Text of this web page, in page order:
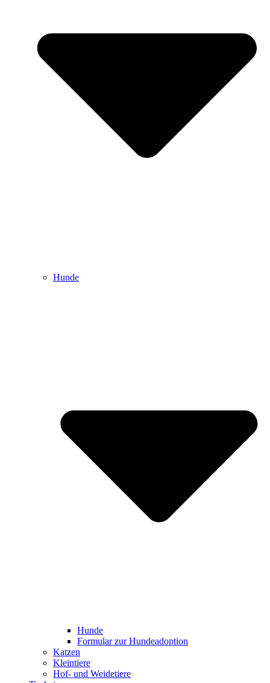
Hunde
Hunde
Formular zur Hundeadoption
Katzen
Kleintiere
Hof- und Weidetiere